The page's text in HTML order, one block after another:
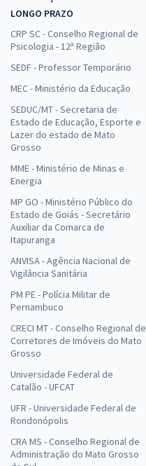
LONGO PRAZO
CRP SC - Conselho Regional de
Psicologia - 12ª Região
SEDF - Professor Temporário
MEC - Ministério da Educação
SEDUC/MT - Secretaria de
Estado de Educação, Esporte e
Lazer do estado de Mato
Grosso
MME - Ministério de Minas e
Energia
MP GO - Ministério Público do
Estado de Goiás - Secretário
Auxiliar da Comarca de
Itapuranga
ANVISA - Agência Nacional de
Vigilância Sanitária
PM PE - Polícia Militar de
Pernambuco
CRECI MT - Conselho Regional de
Corretores de Imóveis do Mato
Grosso
Universidade Federal de
Catalão - UFCAT
UFR - Universidade Federal de
Rondonópolis
CRA MS - Conselho Regional de
Administração do Mato Grosso